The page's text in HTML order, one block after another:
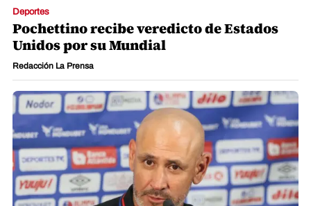
Deportes
Pochettino recibe veredicto de Estados
Unidos por su Mundial
Redacción La Prensa